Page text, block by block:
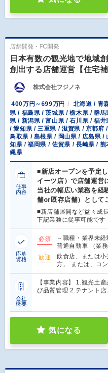
店舗開発・FC開発
日本有数の観光地で地域
創出する店舗運営【住宅
株式会社フジノネ
400万円～699万円
北海道 / 青
県 / 福島県 / 茨城県 / 栃木県 / 群
県 / 新潟県 / 富山県 / 石川県 / 福
/ 愛知県 / 三重県 / 滋賀県 / 京都府
鳥取県 / 島根県 / 岡山県 / 広島県 /
知県 / 福岡県 / 佐賀県 / 長崎県 /
縄県
仕事
内容
■新店オープンを予定
イーツ店）で店舗運営
当社の幅広い業務を経
舗or既存店舗）として
■新店舗展開など益々成
下記業務に従事可能で
応募
資格
必須
～職種・業界未
普通自動車 （業
歓迎
飲食店、または
方。 または、コ
会社
概要
【事業内容】 1.観光土
び品質管理 2.テナント店
気になる